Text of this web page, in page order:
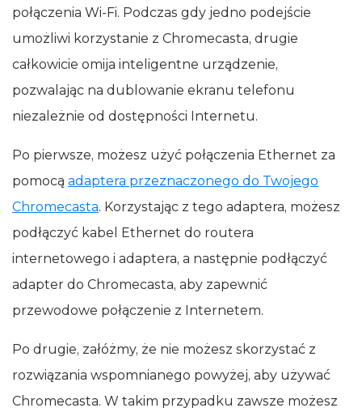
połączenia Wi‑Fi. Podczas gdy jedno podejście
umożliwi korzystanie z Chromecasta, drugie
całkowicie omija inteligentne urządzenie,
pozwalając na dublowanie ekranu telefonu
niezależnie od dostępności Internetu.
Po pierwsze, możesz użyć połączenia Ethernet za
pomocą adaptera przeznaczonego do Twojego
Chromecasta. Korzystając z tego adaptera, możesz
podłączyć kabel Ethernet do routera
internetowego i adaptera, a następnie podłączyć
adapter do Chromecasta, aby zapewnić
przewodowe połączenie z Internetem.
Po drugie, załóżmy, że nie możesz skorzystać z
rozwiązania wspomnianego powyżej, aby używać
Chromecasta. W takim przypadku zawsze możesz